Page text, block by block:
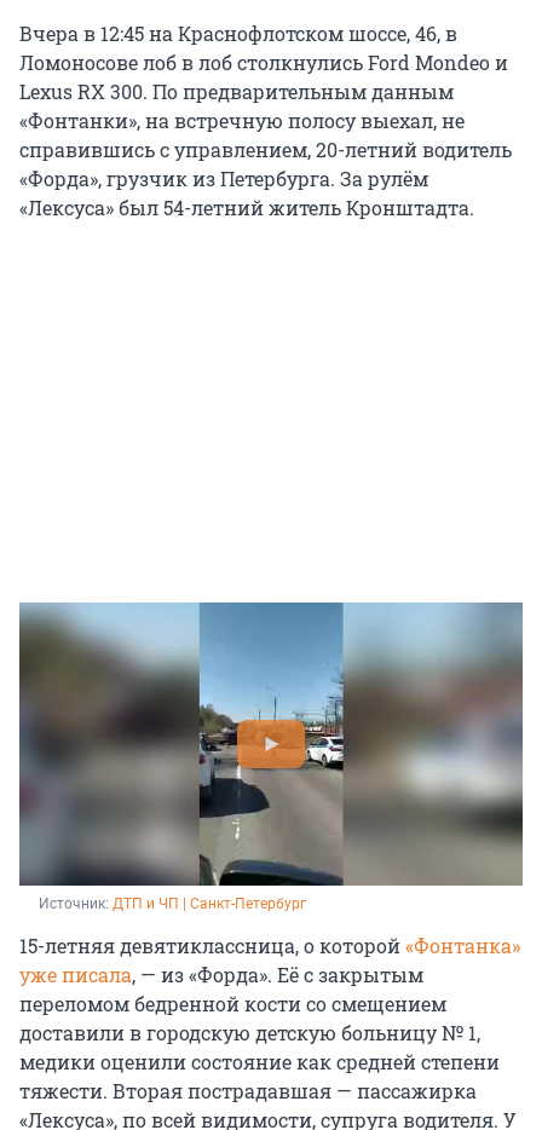
Вчера в 12:45 на Краснофлотском шоссе, 46, в
Ломоносове лоб в лоб столкнулись Ford Mondeo и
Lexus RX 300. По предварительным данным
«Фонтанки», на встречную полосу выехал, не
справившись с управлением, 20-летний водитель
«Форда», грузчик из Петербурга. За рулём
«Лексуса» был 54-летний житель Кронштадта.
Источник: ДТП и ЧП | Санкт-Петербург
15-летняя девятиклассница, о которой«Фонтанка»
уже писала, — из «Форда». Её с закрытым
переломом бедренной кости со смещением
доставили в городскую детскую больницу № 1,
медики оценили состояние как средней степени
тяжести. Вторая пострадавшая — пассажирка
«Лексуса», по всей видимости, супруга водителя. У